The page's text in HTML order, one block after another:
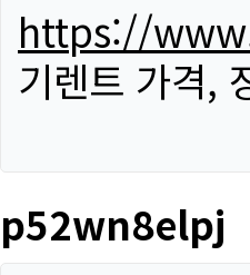
https://
기렌트 가격,
p52wn8elpj